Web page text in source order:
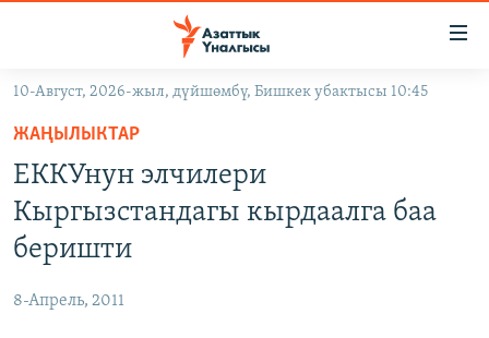
Навигацияга
өтүңүз
Издөөгө
салыңызКЫРГЫЗСТАН
МАДАНИЯТ
УКРАИНА
ТВ ПРОГРАММАЛАР
10-Август, 2026-жыл, дүйшөмбү, Бишкек убактысы 10:45
ЖАҢЫЛЫКТАР
ЕККУнун элчилери
Кыргызстандагы кырдаалга баа
беришти
8-Апрель, 2011